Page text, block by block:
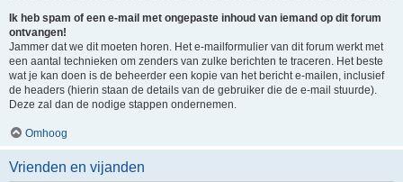
Ik heb spam of een e-mail met ongepaste inhoud van iemand op dit forum
ontvangen!
Jammer dat we dit moeten horen. Het e-mailformulier van dit forum werkt met
een aantal technieken om zenders van zulke berichten te traceren. Het beste
wat je kan doen is de beheerder een kopie van het bericht e-mailen, inclusief
de headers (hierin staan de details van de gebruiker die de e-mail stuurde).
Deze zal dan de nodige stappen ondernemen.
Omhoog
Vrienden en vijanden